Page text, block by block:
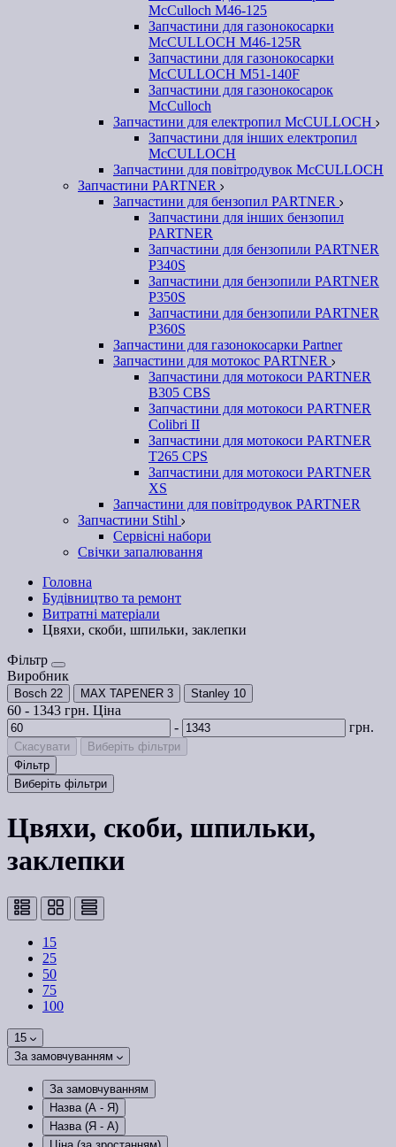
McCulloch M46-125
Запчастини для газонокосарки
McCULLOCH M46-125R
Запчастини для газонокосарки
McCULLOCH M51-140F
Запчастини для газонокосарок
McCulloch
Запчастини для електропил McCULLOCH
Запчастини для інших електропил
McCULLOCH
Запчастини для повітродувок McCULLOCH
Запчастини PARTNER
Запчастини для бензопил PARTNER
Запчастини для інших бензопил
PARTNER
Запчастини для бензопили PARTNER
P340S
Запчастини для бензопили PARTNER
P350S
Запчастини для бензопили PARTNER
P360S
Запчастини для газонокосарки Partner
Запчастини для мотокос PARTNER
Запчастини для мотокоси PARTNER
B305 CBS
Запчастини для мотокоси PARTNER
Colibri II
Запчастини для мотокоси PARTNER
T265 CPS
Запчастини для мотокоси PARTNER
XS
Запчастини для повітродувок PARTNER
Запчастини Stihl
Сервісні набори
Свічки запалювання
Головна
Будівництво та ремонт
Витратні матеріали
Цвяхи, скоби, шпильки, заклепки
Фільтр
Виробник
Bosch 22 MAX TAPENER 3 Stanley 10
60 - 1343 грн. Ціна
-
грн.
Скасувати
Виберіть фільтри
Фільтр
Виберіть фільтри
Цвяхи, скоби, шпильки,
заклепки
15
25
50
75
100
15
За замовчуванням
За замовчуванням
Назва (А - Я)
Назва (Я - А)